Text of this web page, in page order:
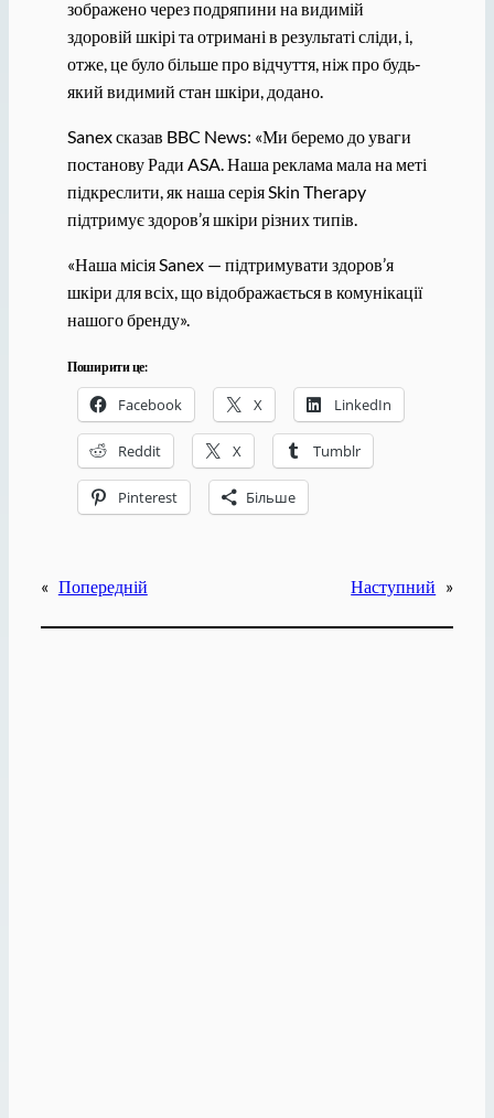
зображено через подряпини на видимій
здоровій шкірі та отримані в результаті сліди, і,
отже, це було більше про відчуття, ніж про будь-
який видимий стан шкіри, додано.
Sanex сказав BBC News: «Ми беремо до уваги
постанову Ради ASA. Наша реклама мала на меті
підкреслити, як наша серія Skin Therapy
підтримує здоров’я шкіри різних типів.
«Наша місія Sanex — підтримувати здоров’я
шкіри для всіх, що відображається в комунікації
нашого бренду».
Поширити це:
Facebook X LinkedIn
Reddit X Tumblr
Pinterest Більше
« Попередній Наступний »